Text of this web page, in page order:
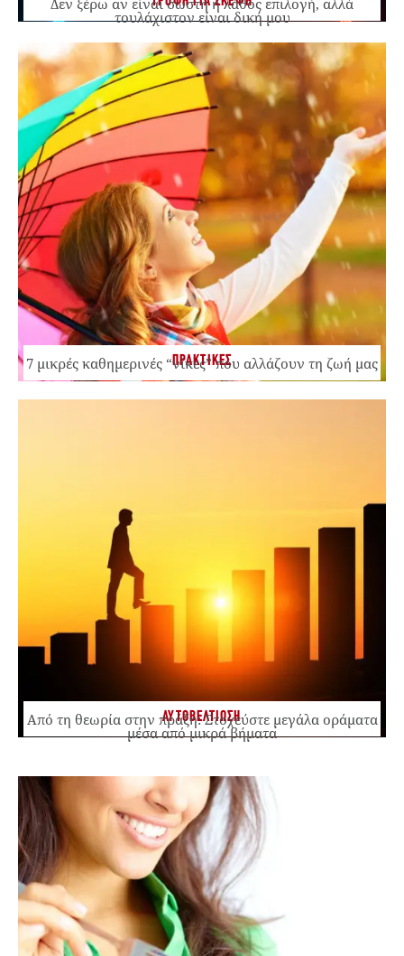
τουλάχιστον είναι δική μου
ΠΡΑΚΤΙΚΕΣ
7 μικρές καθημερινές “νίκες” που αλλάζουν τη ζωή μας
ΑΥΤΟΒΕΛΤΙΩΣΗ
Από τη θεωρία στην πράξη: Στοχεύστε μεγάλα οράματα
μέσα από μικρά βήματα